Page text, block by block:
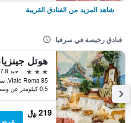
شاهد المزيد من الفنادق القريبة
فنادق رخيصة في سرفيا
هوتل
3 نجوم
جيد 7.8
0.5 كيلومتر عن وسط المدينة
219 ﷼
عرض